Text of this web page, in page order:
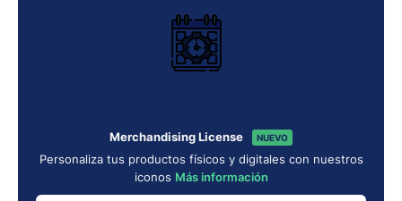
Merchandising License NUEVO
Personaliza tus productos físicos y digitales con nuestros
iconos Más información